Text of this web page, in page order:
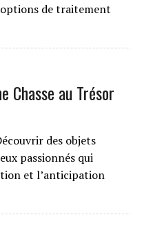
de traitement
Chasse au Trésor
des objets
passionnés qui
et l’anticipation